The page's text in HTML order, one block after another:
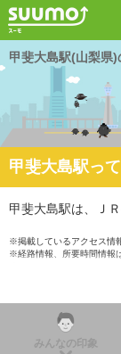
甲斐大島駅(山梨県)
甲斐大島駅っ
甲斐大島駅は、Ｊ
※掲載しているアクセス情
※経路情報、所要時間情報
みんなの印象